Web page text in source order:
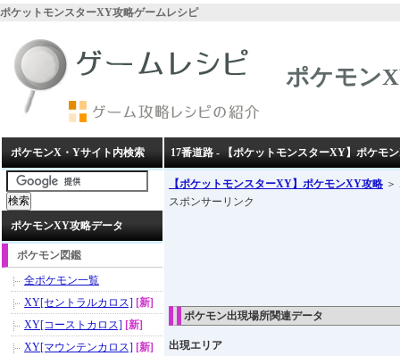
ポケットモンスターXY攻略ゲームレシピ
ポケモン
17番道路 - 【ポケットモンスターXY】ポケモ
【ポケットモンスターXY】ポケモンXY攻略
スポンサーリンク
ポケモン出現場所関連データ
出現エリア
ポケモンX・Yサイト内検索
ポケモンXY攻略データ
ポケモン図鑑
全ポケモン一覧
XY[セントラルカロス] [新]
XY[コーストカロス] [新]
XY[マウンテンカロス] [新]